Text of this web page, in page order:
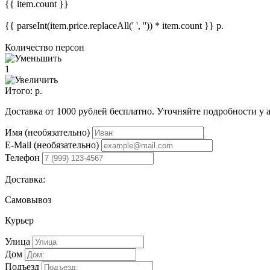
{{ item.count }}
{{ parseInt(item.price.replaceAll(' ', '')) * item.count }} р.
Количество персон
1
Итого: р.
Доставка от 1000 рублей бесплатно. Уточняйте подробности у
Имя (необязательно)
E-Mail (необязательно)
Телефон
Доставка:
Самовывоз
Курьер
Улица
Дом
Подъезд